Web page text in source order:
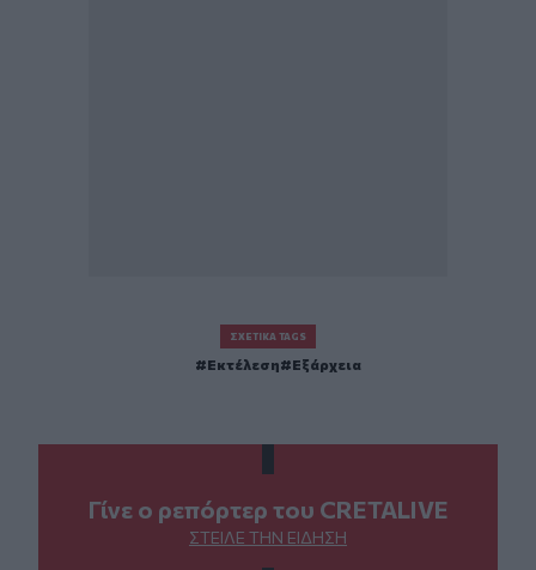
ΣΧΕΤΙΚΆ TAGS
Εκτέλεση Εξάρχεια
Γίνε ο ρεπόρτερ του CRETALIVE
ΣΤΕΊΛΕ ΤΗΝ ΕΊΔΗΣΗ